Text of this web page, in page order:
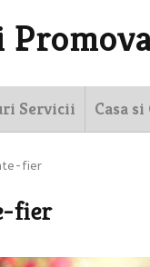
Servicii Casa
fier
fier